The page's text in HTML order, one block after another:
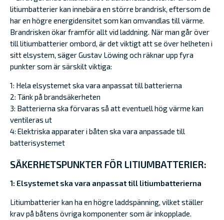
litiumbatterier kan innebära en större brandrisk, eftersom de
har en högre energidensitet som kan omvandlas till värme.
Brandrisken ökar framför allt vid laddning. När man går över
till litiumbatterier ombord, är det viktigt att se över helheten i
sitt elsystem, säger Gustav Löwing och räknar upp fyra
punkter som är särskilt viktiga:
1: Hela elsystemet ska vara anpassat till batterierna
2: Tänk på brandsäkerheten
3: Batterierna ska förvaras så att eventuell hög värme kan
ventileras ut
4: Elektriska apparater i båten ska vara anpassade till
batterisystemet
SÄKERHETSPUNKTER FÖR LITIUMBATTERIER:
1: Elsystemet ska vara anpassat till litiumbatterierna
Litiumbatterier kan ha en högre laddspänning, vilket ställer
krav på båtens övriga komponenter som är inkopplade.